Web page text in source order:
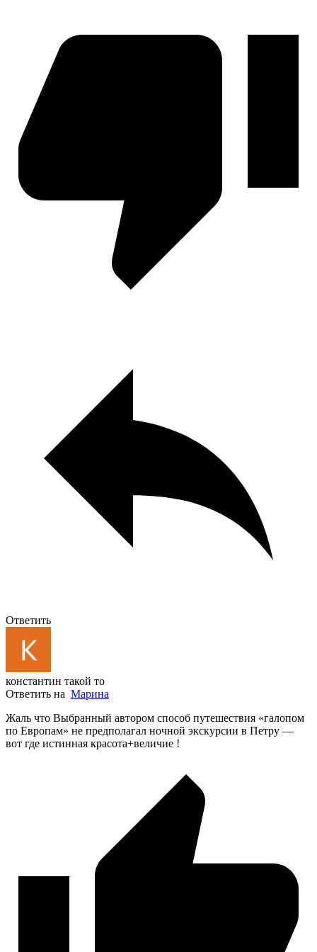
Ответить
константин такой то
Ответить на Марина
Жаль что Выбранный автором способ путешествия «галопом
по Европам» не предполагал ночной экскурсии в Петру —
вот где истинная красота+величие !